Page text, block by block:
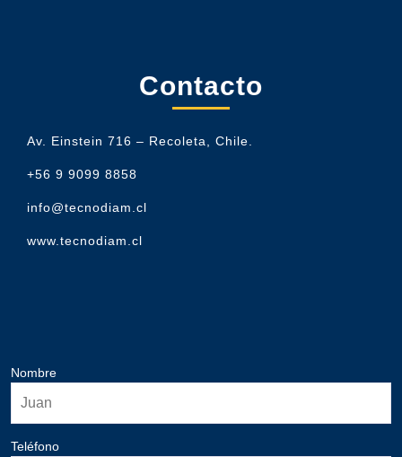
Contacto
Av. Einstein 716 – Recoleta, Chile.
+56 9 9099 8858
info@tecnodiam.cl
www.tecnodiam.cl
Nombre
Teléfono